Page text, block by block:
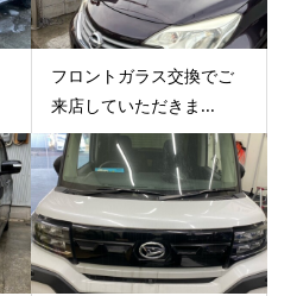
フロントガラス交換でご
来店していただきま...